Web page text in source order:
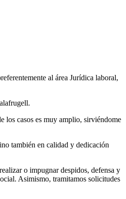
al área Jurídica laboral,
los casos es muy amplio, sirviéndome
también en calidad y dedicación
o impugnar despidos, defensa y
Asimismo, tramitamos solicitudes